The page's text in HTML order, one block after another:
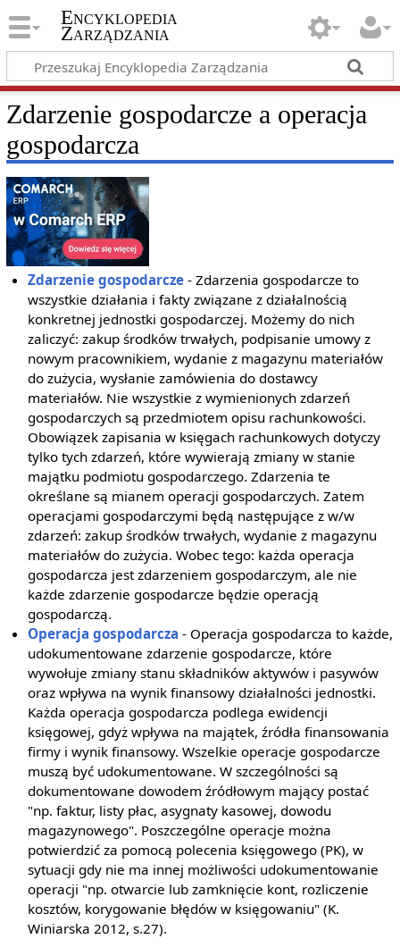
Encyklopedia
Zarządzania
Zdarzenie gospodarcze a operacja
gospodarcza
Zdarzenie gospodarcze - Zdarzenia gospodarcze to
wszystkie działania i fakty związane z działalnością
konkretnej jednostki gospodarczej. Możemy do nich
zaliczyć: zakup środków trwałych, podpisanie umowy z
nowym pracownikiem, wydanie z magazynu materiałów
do zużycia, wysłanie zamówienia do dostawcy
materiałów. Nie wszystkie z wymienionych zdarzeń
gospodarczych są przedmiotem opisu rachunkowości.
Obowiązek zapisania w księgach rachunkowych dotyczy
tylko tych zdarzeń, które wywierają zmiany w stanie
majątku podmiotu gospodarczego. Zdarzenia te
określane są mianem operacji gospodarczych. Zatem
operacjami gospodarczymi będą następujące z w/w
zdarzeń: zakup środków trwałych, wydanie z magazynu
materiałów do zużycia. Wobec tego: każda operacja
gospodarcza jest zdarzeniem gospodarczym, ale nie
każde zdarzenie gospodarcze będzie operacją
gospodarczą.
Operacja gospodarcza - Operacja gospodarcza to każde,
udokumentowane zdarzenie gospodarcze, które
wywołuje zmiany stanu składników aktywów i pasywów
oraz wpływa na wynik finansowy działalności jednostki.
Każda operacja gospodarcza podlega ewidencji
księgowej, gdyż wpływa na majątek, źródła finansowania
firmy i wynik finansowy. Wszelkie operacje gospodarcze
muszą być udokumentowane. W szczególności są
dokumentowane dowodem źródłowym mający postać
"np. faktur, listy płac, asygnaty kasowej, dowodu
magazynowego". Poszczególne operacje można
potwierdzić za pomocą polecenia księgowego (PK), w
sytuacji gdy nie ma innej możliwości udokumentowanie
operacji "np. otwarcie lub zamknięcie kont, rozliczenie
kosztów, korygowanie błędów w księgowaniu" (K.
Winiarska 2012, s.27).